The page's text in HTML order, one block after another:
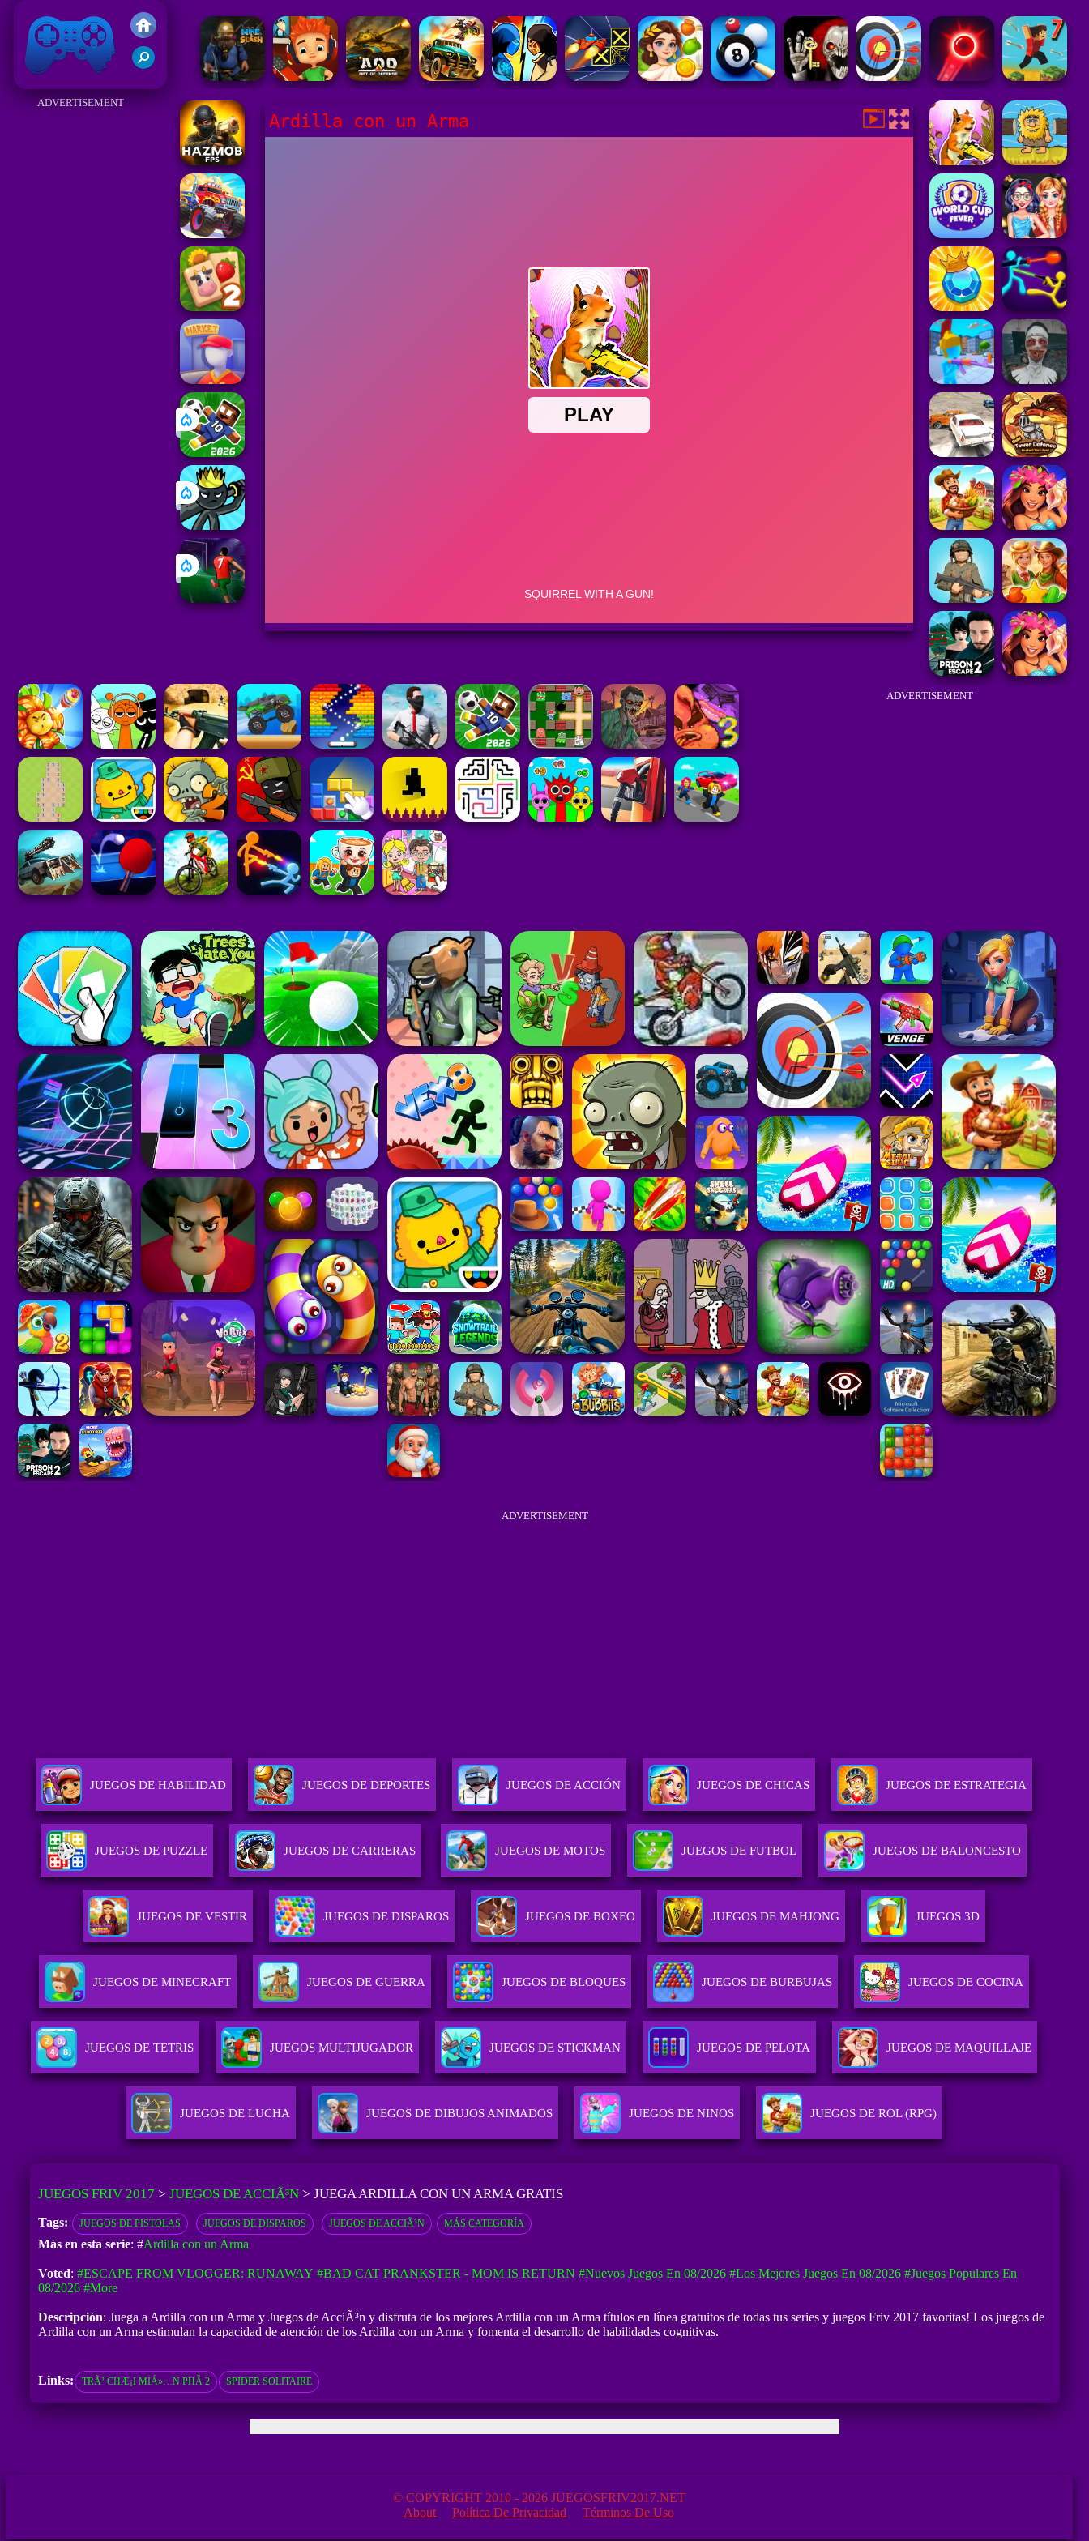
Juegos Friv 2017
ADVERTISEMENT
Ardilla con un Arma
ADVERTISEMENT
ADVERTISEMENT
JUEGOS DE HABILIDAD JUEGOS DE DEPORTES JUEGOS DE ACCIÓN JUEGOS DE CHICAS JUEGOS DE ESTRATEGIA
JUEGOS DE PUZZLE JUEGOS DE CARRERAS JUEGOS DE MOTOS JUEGOS DE FUTBOL JUEGOS DE BALONCESTO
JUEGOS DE VESTIR JUEGOS DE DISPAROS JUEGOS DE BOXEO JUEGOS DE MAHJONG JUEGOS 3D
JUEGOS DE MINECRAFT JUEGOS DE GUERRA JUEGOS DE BLOQUES JUEGOS DE BURBUJAS JUEGOS DE COCINA
JUEGOS DE TETRIS JUEGOS MULTIJUGADOR JUEGOS DE STICKMAN JUEGOS DE PELOTA JUEGOS DE MAQUILLAJE
JUEGOS DE LUCHA JUEGOS DE DIBUJOS ANIMADOS JUEGOS DE NINOS JUEGOS DE ROL (RPG)
JUEGOS FRIV 2017 > JUEGOS DE ACCIÃ³N> JUEGA ARDILLA CON UN ARMA GRATIS
Tags: JUEGOS DE PISTOLAS JUEGOS DE DISPAROS JUEGOS DE ACCIÃ³N MÁS CATEGORÍA
Más en esta serie: #Ardilla con un Arma
Voted: #ESCAPE FROM VLOGGER: RUNAWAY #BAD CAT PRANKSTER - MOM IS RETURN #Nuevos Juegos En 08/2026 #Los Mejores Juegos En 08/2026 #Juegos Populares En
08/2026 #more
Descripción: Juega a Ardilla con un Arma y Juegos de AcciÃ³n y disfruta de los mejores Ardilla con un Arma títulos en línea gratuitos de todas tus series y juegos Friv 2017 favoritas! Los juegos de
Ardilla con un Arma estimulan la capacidad de atención de los Ardilla con un Arma y fomenta el desarrollo de habilidades cognitivas.
Links: TRÃ² CHÆ¡I MIÁ»…N PHÃ­ 2 SPIDER SOLITAIRE
© COPYRIGHT 2010 - 2026 JUEGOSFRIV2017.NET
About
Política De Privacidad Términos De Uso